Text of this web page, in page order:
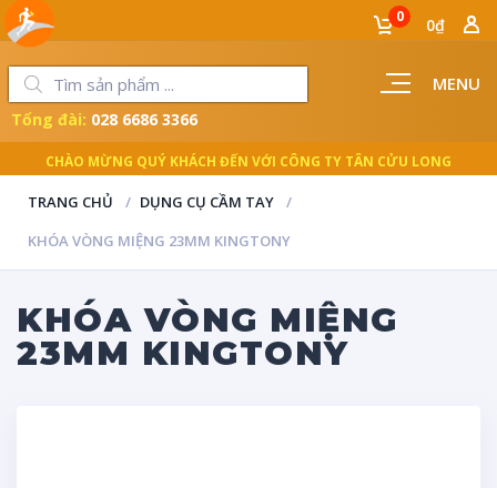
MENU
0 0₫
CHÀO MỪNG QUÝ KHÁCH ĐẾN VỚI CÔNG TY TÂN CỬU LONG
Tổng đài: 028 6686 3366
TRANG CHỦ
DỤNG CỤ CẦM TAY
KHÓA VÒNG MIỆNG 23MM KINGTONY
KHÓA VÒNG MIỆNG
23MM KINGTONY